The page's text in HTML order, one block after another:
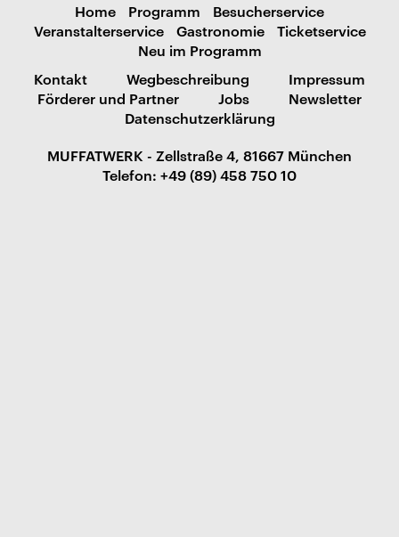
Home Programm
Besucherservice
Veranstalterservice
Gastronomie
Ticketservice
Neu im Programm
Kontakt
Wegbeschreibung
Impressum
Förderer und Partner
Jobs
Newsletter
Datenschutzerklärung
MUFFATWERK - Zellstraße 4, 81667 München
Telefon: +49 (89) 458 750 10